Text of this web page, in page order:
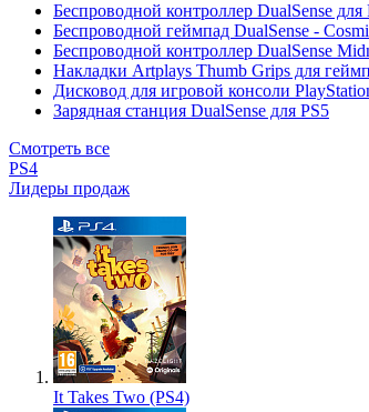
Беспроводной контроллер DualSense
Беспроводной геймпад DualSense -
Беспроводной контроллер DualSense
Накладки Artplays Thumb Grips для
Дисковод для игровой консоли
Зарядная станция DualSense для PS5
Смотреть все
PS4
Лидеры продаж
It Takes Two (PS4)